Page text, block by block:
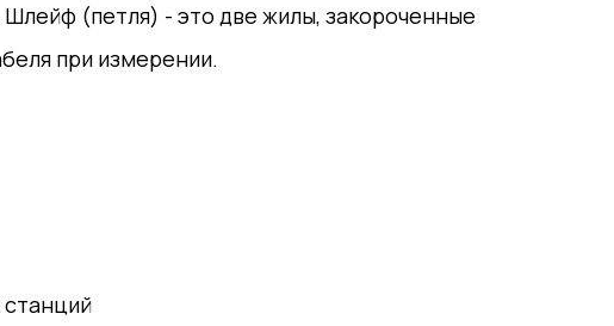
(петля) - это две жилы, закороченные
при измерении.